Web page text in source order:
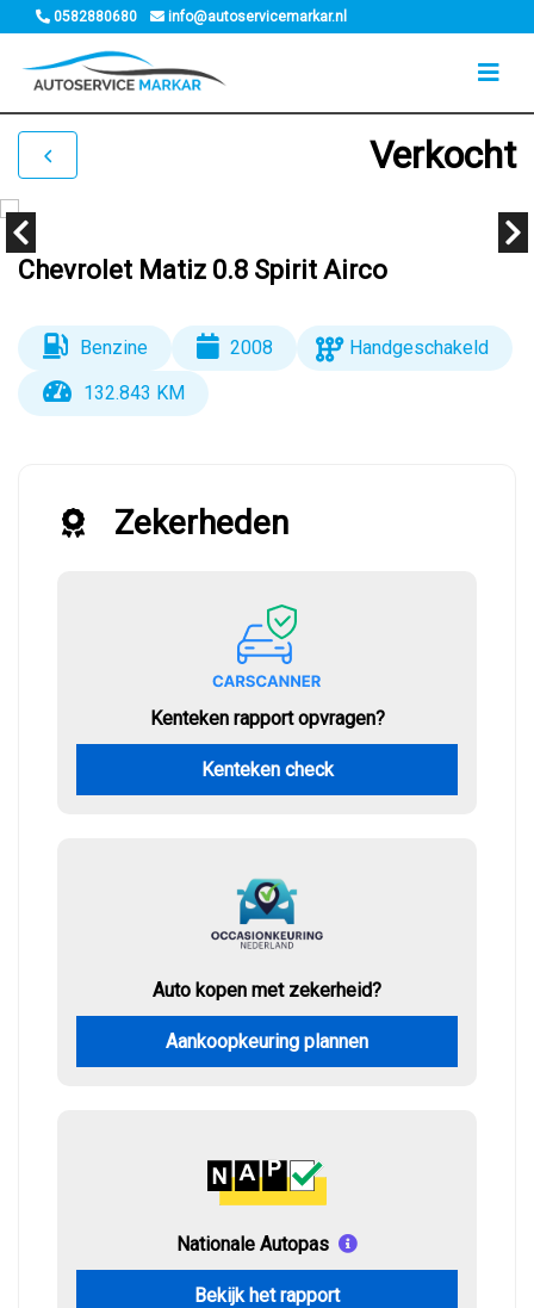
0582880680 info@autoservicemarkar.nl
Verkocht
Chevrolet Matiz 0.8 Spirit Airco
Benzine 2008
Handgeschakeld
132.843 KM
Zekerheden
Kenteken rapport opvragen?
Kenteken check
Auto kopen met zekerheid?
Aankoopkeuring plannen
Nationale Autopas
Bekijk het rapport